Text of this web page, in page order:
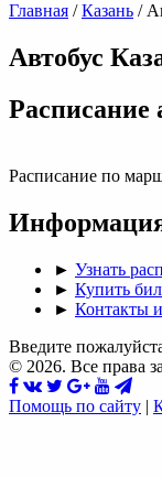
Главная /Казань /
Автобус
Раcписание
Расписание по
► Узнать
► Купить
► Контакты
Введите
© 2026. Все права
Помощь по сайту |